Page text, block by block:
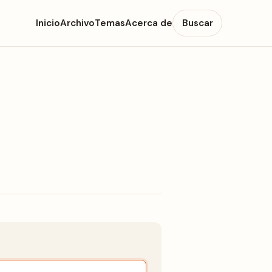
InicioArchivoTemasAcerca de Buscar